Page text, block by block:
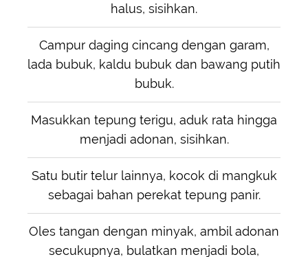
halus, sisihkan.
Campur daging cincang dengan garam,
lada bubuk, kaldu bubuk dan bawang putih
bubuk.
Masukkan tepung terigu, aduk rata hingga
menjadi adonan, sisihkan.
Satu butir telur lainnya, kocok di mangkuk
sebagai bahan perekat tepung panir.
Oles tangan dengan minyak, ambil adonan
secukupnya, bulatkan menjadi bola,